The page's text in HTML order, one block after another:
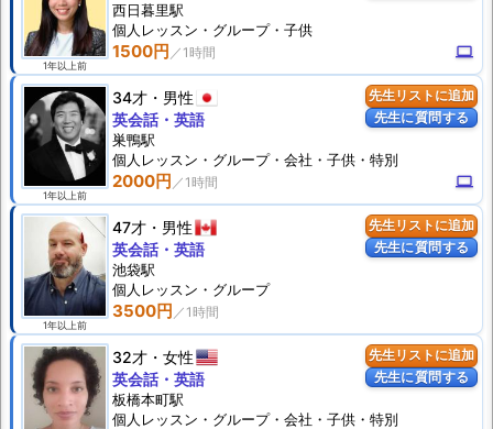
1年以上前
1500円 computer
西日暮里駅
個人 レッスン ・グループ・子供
先生リストに追加
先生に質問する
1年以上前
34才 男性
2000円 computer
英会話・英語
巣鴨駅
個人 レッスン ・グループ・会社・子供・特別
先生リストに追加
先生に質問する
1年以上前
47才 男性
3500円
英会話・英語
池袋駅
個人 レッスン ・グループ
先生リストに追加
先生に質問する
32才 女性
英会話・英語
板橋本町駅
個人 レッスン ・グループ・会社・子供・特別